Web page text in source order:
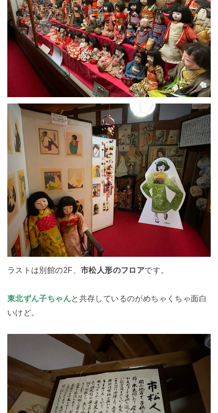
ラストは別館の2F、 市松人形のフロアです。
東北ずん子ちゃんと共存しているのがめちゃくちゃ面白
いけど。